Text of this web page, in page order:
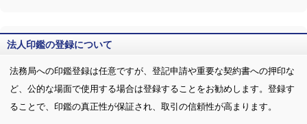
法人印鑑の登録について
法務局への印鑑登録は任意ですが、登記申請や重要な契約書への押印な
ど、公的な場面で使用する場合は登録することをお勧めします。登録す
ることで、印鑑の真正性が保証され、取引の信頼性が高まります。